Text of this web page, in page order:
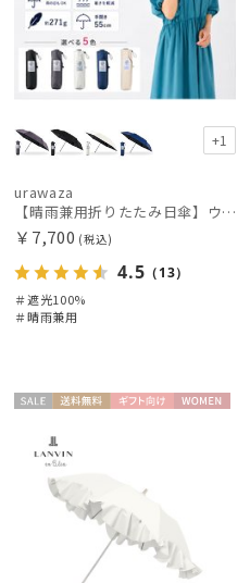
+1
urawaza
【晴雨兼用折りたたみ日傘】ウラワザ（urawaza） 無地 55㎝ 折りたたみ傘 晴雨兼用 100%遮光 UV100%
￥7,700 (税込)
4.5 （13）
＃遮光100%
＃晴雨兼用
料